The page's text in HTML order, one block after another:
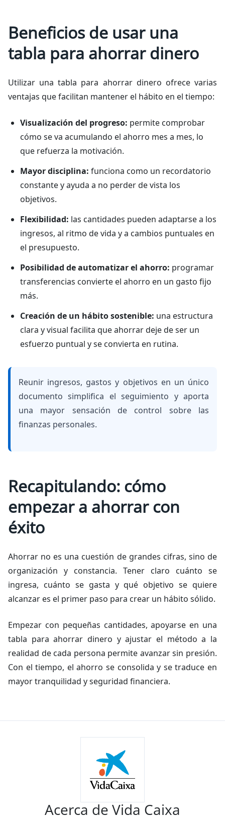
Beneficios de usar una
tabla para ahorrar dinero
Utilizar una tabla para ahorrar dinero ofrece varias
ventajas que facilitan mantener el hábito en el tiempo:
Visualización del progreso: permite comprobar
cómo se va acumulando el ahorro mes a mes, lo
que refuerza la motivación.
Mayor disciplina: funciona como un recordatorio
constante y ayuda a no perder de vista los
objetivos.
Flexibilidad: las cantidades pueden adaptarse a los
ingresos, al ritmo de vida y a cambios puntuales en
el presupuesto.
Posibilidad de automatizar el ahorro: programar
transferencias convierte el ahorro en un gasto fijo
más.
Creación de un hábito sostenible: una estructura
clara y visual facilita que ahorrar deje de ser un
esfuerzo puntual y se convierta en rutina.
Reunir ingresos, gastos y objetivos en un único
documento simplifica el seguimiento y aporta
una mayor sensación de control sobre las
finanzas personales.
Recapitulando: cómo
empezar a ahorrar con
éxito
Ahorrar no es una cuestión de grandes cifras, sino de
organización y constancia. Tener claro cuánto se
ingresa, cuánto se gasta y qué objetivo se quiere
alcanzar es el primer paso para crear un hábito sólido.
Empezar con pequeñas cantidades, apoyarse en una
tabla para ahorrar dinero y ajustar el método a la
realidad de cada persona permite avanzar sin presión.
Con el tiempo, el ahorro se consolida y se traduce en
mayor tranquilidad y seguridad financiera.
Acerca de Vida Caixa